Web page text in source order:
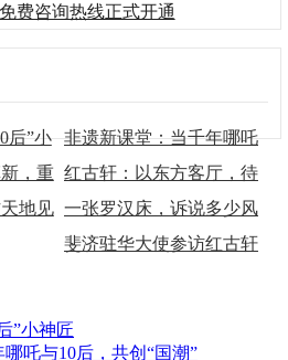
费咨询热线正式开通
后”小
非遗新课堂：当千年哪吒
与10后，共创“国潮”
，重 红古轩：以东方客厅，待
世界来宾
地见 一张罗汉床，诉说多少风
雅春秋
斐济驻华大使参访红古轩
”小神匠
吒与10后，共创“国潮”